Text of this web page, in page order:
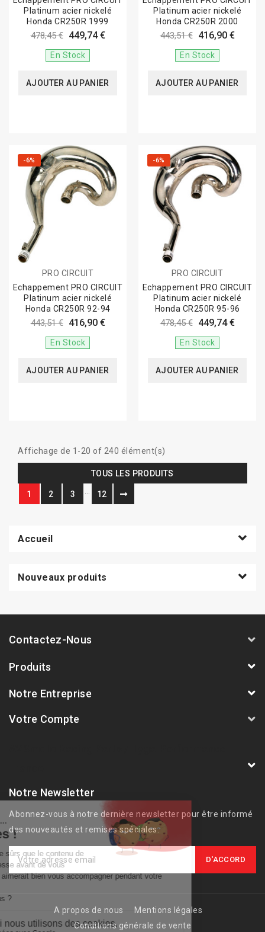
Platinum acier nickelé
Honda CR250R 1999
478,45 € 449,74 €
En Stock
AJOUTER AU PANIER
Platinum acier nickelé
Honda CR250R 2000
443,51 € 416,90 €
En Stock
AJOUTER AU PANIER
-6%
PRO CIRCUIT
Echappement PRO CIRCUIT
Platinum acier nickelé
Honda CR250R 92-94
443,51 € 416,90 €
En Stock
AJOUTER AU PANIER
-6%
PRO CIRCUIT
Echappement PRO CIRCUIT
Platinum acier nickelé
Honda CR250R 95-96
478,45 € 449,74 €
En Stock
AJOUTER AU PANIER
Affichage de 1-20 of 240 élément(s)
TOUS LES PRODUITS
1 2 3 12
Accueil
Nouveaux produits
Contactez-Nous
Produits
Notre Entreprise
Votre Compte
Notre Newsletter
Abonnez-vous à notre dernière newsletter pour être informé
des nouveautés et remises spéciales.
A propos de nous
Mentions légales
Conditions générale de vente